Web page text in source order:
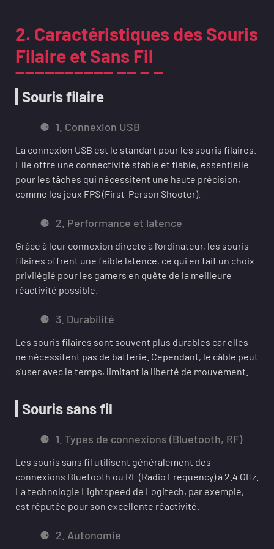
2. Caractéristiques des Souris
Filaire et Sans Fil
Souris filaire
1. Connexion USB
La connexion USB est le standart pour les souris filaires.
Elle offre une connectivité stable et fiable, essentielle
pour les tâches qui nécessitent une haute précision,
comme les jeux FPS (First-Person Shooter).
2. Performance et latence
Grâce à leur connexion directe à l’ordinateur, les souris
filaires offrent une faible latence, ce qui en fait un choix
privilégié pour les gamers en quête de la meilleure
réactivité possible.
3. Durabilité
Les souris filaires sont souvent plus durables car elles
ne nécessitent pas de batterie. Cependant, le câble peut
s’user avec le temps, limitant la liberté de mouvement.
Souris sans fil
1. Types de connexions (Bluetooth, RF)
Les souris sans fil utilisent généralement des
connexions Bluetooth ou RF (Radio Frequency) à 2.4 GHz.
La technologie Lightspeed de Logitech, par exemple,
est réputée pour son excellente réactivité.
2. Autonomie